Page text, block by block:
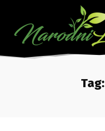
Tag: